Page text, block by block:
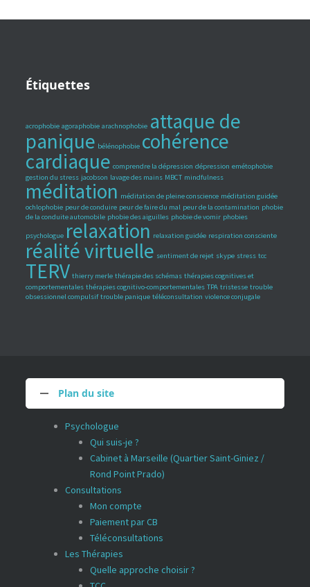
Étiquettes
acrophobie agoraphobie arachnophobie attaque de
panique bélénophobie cohérence
cardiaque comprendre la dépression dépression emétophobie
gestion du stress jacobson lavage des mains MBCT mindfulness
méditation méditation de pleine conscience méditation guidée
ochlophobie peur de conduire peur de faire du mal peur de la contamination phobie
de la conduite automobile phobie des aiguilles phobie de vomir phobies
psychologue relaxation relaxation guidée respiration consciente
réalité virtuelle sentiment de rejet skype stress tcc
TERV thierry merle thérapie des schémas thérapies cognitives et
comportementales thérapies cognitivo-comportementales TPA tristesse trouble
obsessionnel compulsif trouble panique téléconsultation violence conjugale
Plan du site
Psychologue
Qui suis-je ?
Cabinet à Marseille (Quartier Saint-Giniez /
Rond Point Prado)
Consultations
Mon compte
Paiement par CB
Téléconsultations
Les Thérapies
Quelle approche choisir ?